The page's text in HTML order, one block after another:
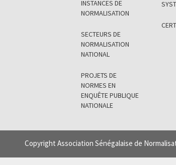
INSTANCES DE
NORMALISATION
SECTEURS DE
NORMALISATION
NATIONAL
PROJETS DE
NORMES EN
ENQUÊTE PUBLIQUE
NATIONALE
Copyright Association Sénégalaise de